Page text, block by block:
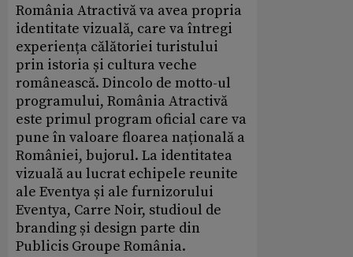
România Atractivă va avea propria
identitate vizuală, care va întregi
experiența călătoriei turistului
prin istoria și cultura veche
românească. Dincolo de motto-ul
programului, România Atractivă
este primul program oficial care va
pune în valoare floarea națională a
României, bujorul. La identitatea
vizuală au lucrat echipele reunite
ale Eventya și ale furnizorului
Eventya, Carre Noir, studioul de
branding și design parte din
Publicis Groupe România.